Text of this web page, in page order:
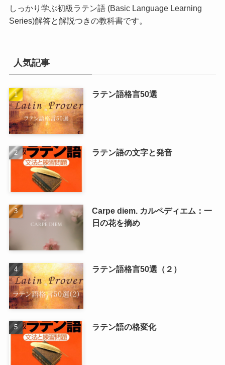
しっかり学ぶ初級ラテン語 (Basic Language Learning
Series)解答と解説つきの教科書です。
人気記事
ラテン語格言50選
ラテン語の文字と発音
Carpe diem. カルペディエム：一
日の花を摘め
ラテン語格言50選（２）
ラテン語の格変化